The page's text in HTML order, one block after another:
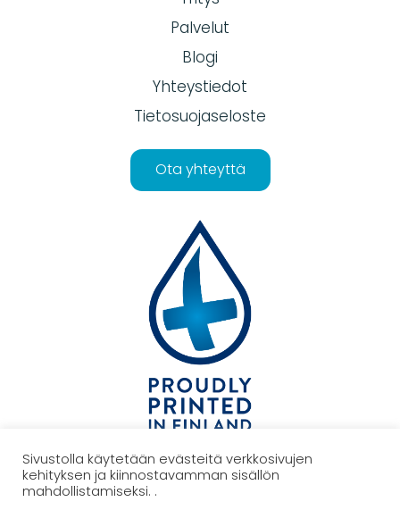
Palvelut
Blogi
Yhteystiedot
Tietosuojaseloste
Ota yhteyttä
TAKAISIN YLÖS
Sivustolla käytetään evästeitä verkkosivujen
kehityksen ja kiinnostavamman sisällön
mahdollistamiseksi. .